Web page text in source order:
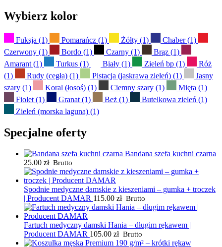
Wybierz kolor
Fuksja (1) Pomarańcz (1) Żółty (1) Chaber (1)
Czerwony (1) Bordo (1) Czarny (1) Brąz (1)
Amarant (1) Turkus (1) Biały (1) Zieleń bp (1)
Róż
(1)
Rudy (cegła) (1) Pistacja (jaskrawa zieleń) (1)
Jasny
szary (1) Koral (łosoś) (1) Ciemny szary (1) Mięta (1)
Fiolet (1) Granat (1) Beż (1) Butelkowa zieleń (1)
Zieleń (morska laguna) (1)
Specjalne oferty
Bandana szefa kuchni czarna
25.00 zł Brutto
Spodnie medyczne damskie z kieszeniami – gumka + troczek
| Producent DAMAR 115.00 zł Brutto
Fartuch medyczny damski Hania – długim rękawem |
Producent DAMAR 105.00 zł Brutto